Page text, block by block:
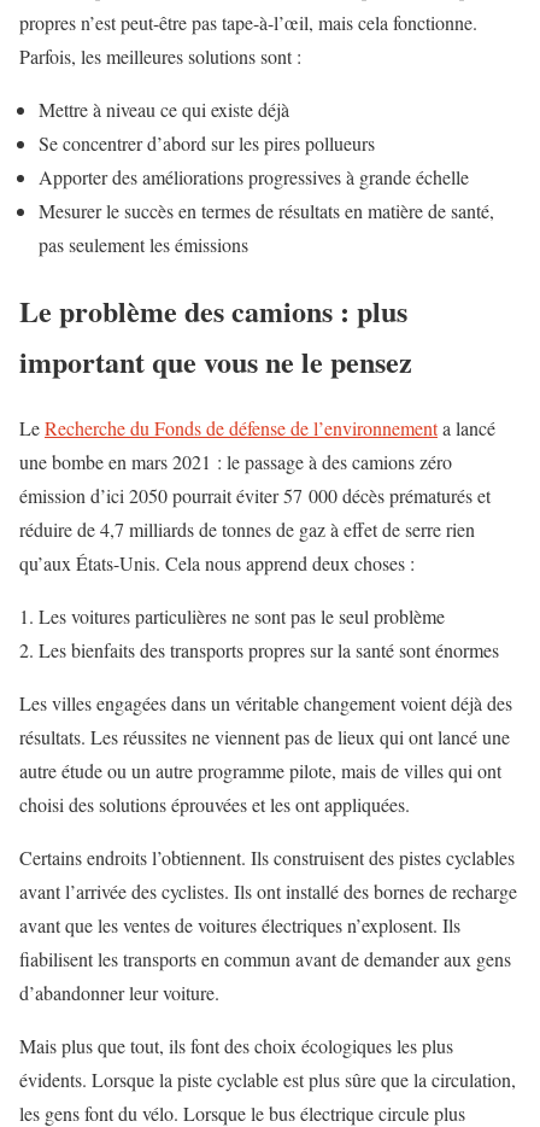
propres n’est peut-être pas tape-à-l’œil, mais cela fonctionne.
Parfois, les meilleures solutions sont :
Mettre à niveau ce qui existe déjà
Se concentrer d’abord sur les pires pollueurs
Apporter des améliorations progressives à grande échelle
Mesurer le succès en termes de résultats en matière de santé,
pas seulement les émissions
Le problème des camions : plus
important que vous ne le pensez
LeRecherche du Fonds de défense de l’environnementa lancé
une bombe en mars 2021 : le passage à des camions zéro
émission d’ici 2050 pourrait éviter 57 000 décès prématurés et
réduire de 4,7 milliards de tonnes de gaz à effet de serre rien
qu’aux États-Unis. Cela nous apprend deux choses :
Les voitures particulières ne sont pas le seul problème
Les bienfaits des transports propres sur la santé sont énormes
Les villes engagées dans un véritable changement voient déjà des
résultats. Les réussites ne viennent pas de lieux qui ont lancé une
autre étude ou un autre programme pilote, mais de villes qui ont
choisi des solutions éprouvées et les ont appliquées.
Certains endroits l’obtiennent. Ils construisent des pistes cyclables
avant l’arrivée des cyclistes. Ils ont installé des bornes de recharge
avant que les ventes de voitures électriques n’explosent. Ils
fiabilisent les transports en commun avant de demander aux gens
d’abandonner leur voiture.
Mais plus que tout, ils font des choix écologiques les plus
évidents. Lorsque la piste cyclable est plus sûre que la circulation,
les gens font du vélo. Lorsque le bus électrique circule plus